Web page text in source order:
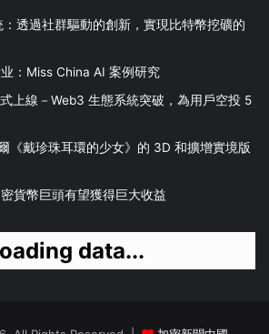
透過社群驅動的創新，實現比特幣挖礦的
：Miss China AI 案例研究
上線－Web3 生態系統突破，為用戶空投 5
《戴珍珠耳環的少女》的 3D 和擴增實境版
貨幣巨頭有望獲得巨大收益
data...